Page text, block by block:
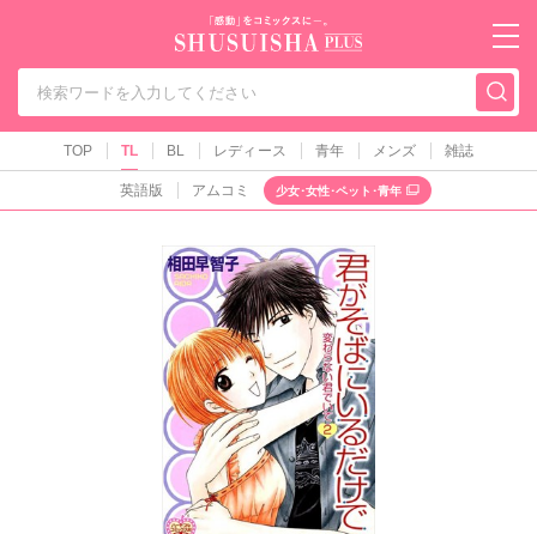
秋水社PLUS（テ
TOP TL BL レディース 青年 メンズ 雑誌
英語版 アムコミ 少女･女性･ペット･青年